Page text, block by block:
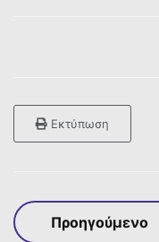
Εκτύπωση
Προηγούμενο